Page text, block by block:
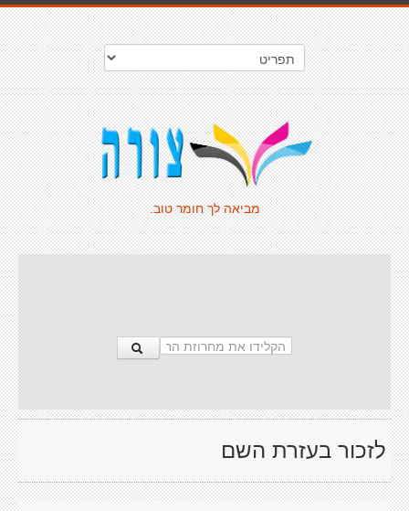
מביאה לך חומר טוב.
לזכור בעזרת השם